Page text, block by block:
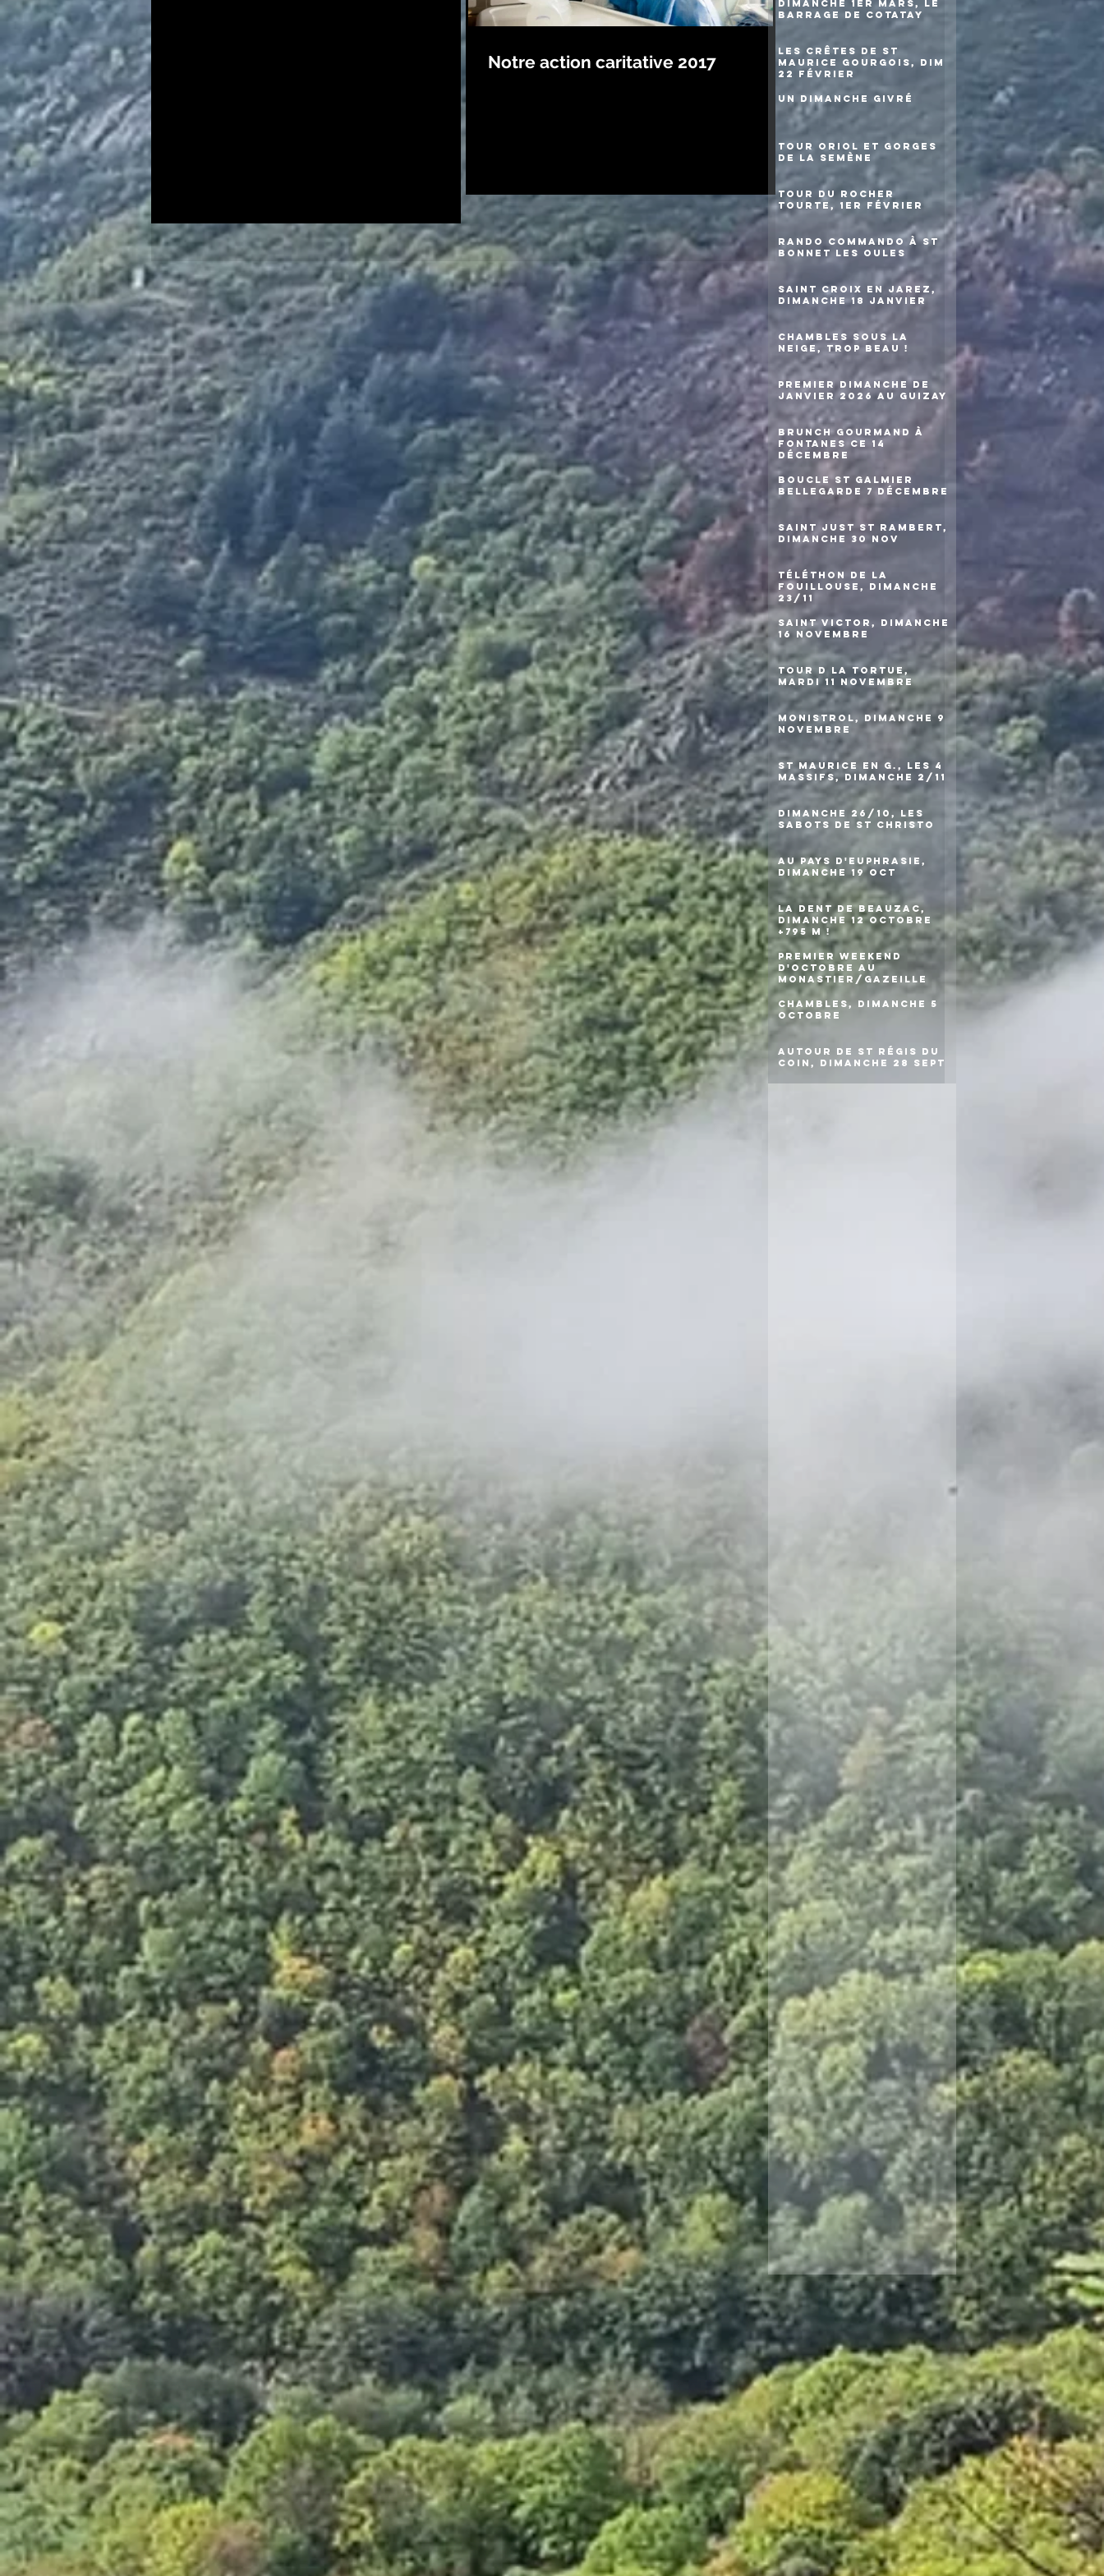
Dimanche 1er mars, le
barrage de Cotatay
Les crêtes de St
Maurice Gourgois, dim
22 février
Un dimanche givré
Tour Oriol et gorges
de la Semène
Tour du rocher
Tourte, 1er février
Rando commando à St
Bonnet les Oules
Saint Croix en Jarez,
dimanche 18 janvier
Chambles sous la
neige, trop beau !
Premier dimanche de
janvier 2026 au Guizay
Brunch gourmand à
Fontanes ce 14
décembre
Boucle St Galmier
Bellegarde 7 décembre
Saint Just St Rambert,
dimanche 30 nov
Téléthon de la
Fouillouse, dimanche
23/11
Saint Victor, dimanche
16 novembre
Tour d la Tortue,
mardi 11 novembre
Monistrol, dimanche 9
novembre
St Maurice en G., les 4
massifs, dimanche 2/11
Dimanche 26/10, les
sabots de St Christo
Au pays d'Euphrasie,
dimanche 19 oct
La Dent de Beauzac,
dimanche 12 octobre
+795 m !
Premier weekend
d'octobre au
Monastier/Gazeille
Chambles, dimanche 5
octobre
Autour de St Régis du
Coin, dimanche 28 sept
Mézenc/Meygal
Confinement
Chemin de Stevenson Chemin de Compostelle
Loire Haute Loire Tourisme action solidaire
Notre action caritative 2017